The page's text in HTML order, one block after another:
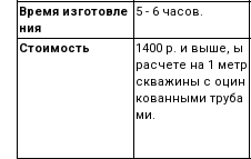
Время изготовле
ния
5 - 6 часов.
Стоимость
1400 р. и выше, ы
расчете на 1 метр
скважины с оцин
кованными труба
ми.